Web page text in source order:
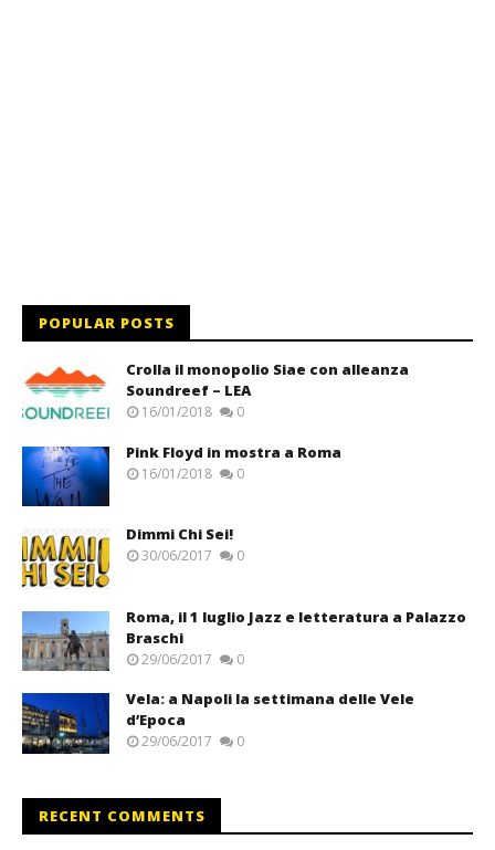
POPULAR POSTS
Crolla il monopolio Siae con alleanza
Soundreef – LEA
16/01/2018 0
Pink Floyd in mostra a Roma
16/01/2018 0
Dimmi Chi Sei!
30/06/2017 0
Roma, il 1 luglio Jazz e letteratura a Palazzo
Braschi
29/06/2017 0
Vela: a Napoli la settimana delle Vele
d’Epoca
29/06/2017 0
RECENT COMMENTS